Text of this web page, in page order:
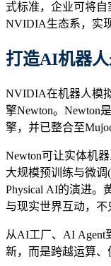
式标准，企业可将自
NVIDIA生态系，实
打造AI机器
NVIDIA在机器人模
擎Newton。Newton
擎，并已整合至
Newton可让实体机
大规模预训练与微调
Physical AI的演进。
与现实世界互动，不
从AI工厂、AI Agent
新，而是跨越运算、